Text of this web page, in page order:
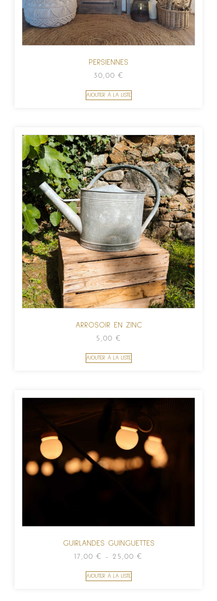
PERSIENNES
30,00 €
AJOUTER À LA LISTE
ARROSOIR EN ZINC
5,00 €
AJOUTER À LA LISTE
GUIRLANDES GUINGUETTES
17,00 € – 25,00 €
AJOUTER À LA LISTE